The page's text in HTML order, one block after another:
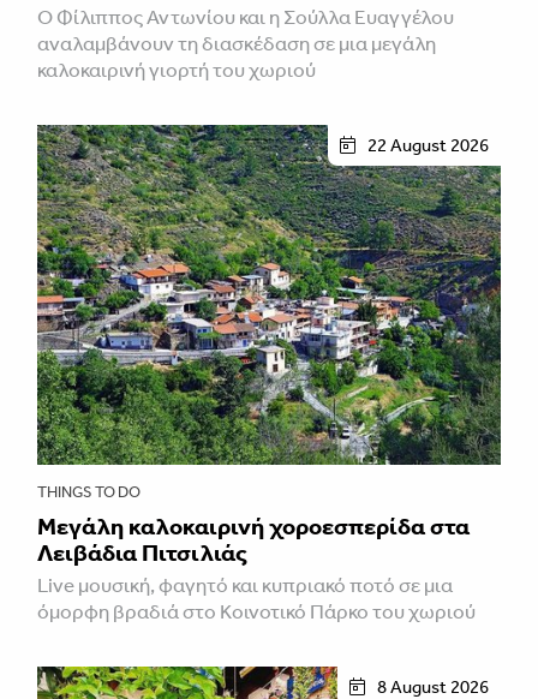
Ο Φίλιππος Αντωνίου και η Σούλλα Ευαγγέλου
αναλαμβάνουν τη διασκέδαση σε μια μεγάλη
καλοκαιρινή γιορτή του χωριού
22 August 2026
THINGS TO DO
Μεγάλη καλοκαιρινή χοροεσπερίδα στα
Λειβάδια Πιτσιλιάς
Live μουσική, φαγητό και κυπριακό ποτό σε μια
όμορφη βραδιά στο Κοινοτικό Πάρκο του χωριού
8 August 2026